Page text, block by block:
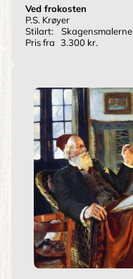
Ved frokosten
P.S. Krøyer
Stilart:
Skagensmalerne
Pris fra 3.300 kr.